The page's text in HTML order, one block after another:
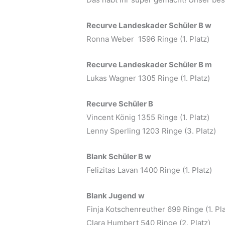
Recurve Landeskader Schüler B w
Ronna Weber 1596 Ringe (1. Platz)
Recurve Landeskader Schüler B m
Lukas Wagner 1305 Ringe (1. Platz)
Recurve Schüler B
Vincent König 1355 Ringe (1. Platz)
Lenny Sperling 1203 Ringe (3. Platz)
Blank Schüler B w
Felizitas Lavan 1400 Ringe (1. Platz)
Blank Jugend w
Finja Kotschenreuther 699 Ringe (1.
Clara Humbert 540 Ringe (2. Platz)